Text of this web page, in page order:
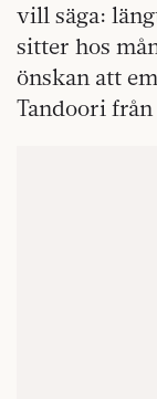
vill säga:
sitter hos
önskan att
Tandoori